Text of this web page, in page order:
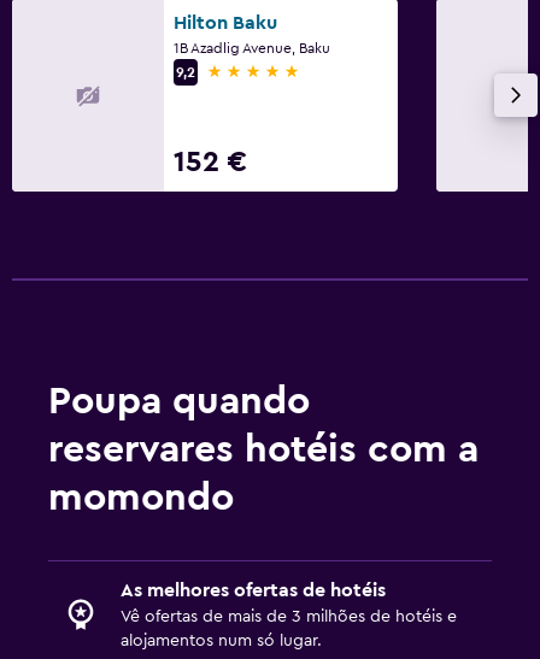
Hilton Baku
1B Azadlig Avenue, Baku
9,2
5 estrelas
152 €
Poupa quando
reservares hotéis com a
momondo
As melhores ofertas de hotéis
Vê ofertas de mais de 3 milhões de hotéis e
alojamentos num só lugar.